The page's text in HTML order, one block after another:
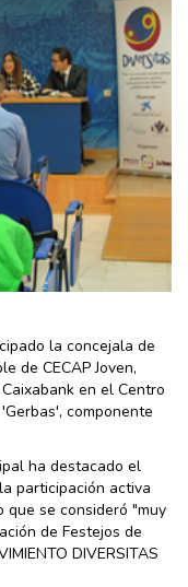
la concejala de
de CECAP Joven,
en el Centro
componente
ha destacado el
participación activa
que se consideró "muy
de Festejos de
DIVERSITAS